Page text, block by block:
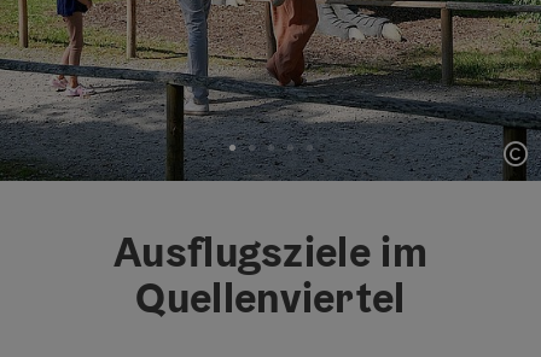
Ausflugsziele im
Quellenviertel